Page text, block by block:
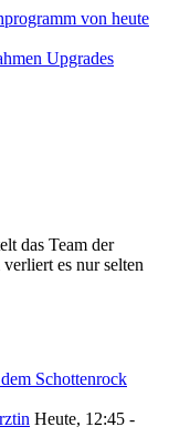
Upgrades
das Team der
es nur selten
Schottenrock
Heute, 12:45 -